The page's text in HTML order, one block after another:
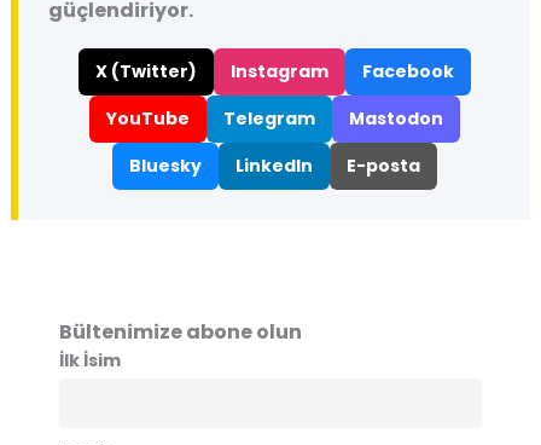
güçlendiriyor.
X (Twitter) Instagram
Facebook
YouTube
Telegram
Mastodon
Bluesky
LinkedIn E-posta
Bültenimize abone olun
İlk İsim